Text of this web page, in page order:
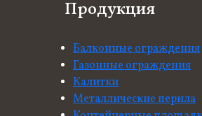
Продукция
Балконные ограждения
Газонные ограждения
Калитки
Металлические перила